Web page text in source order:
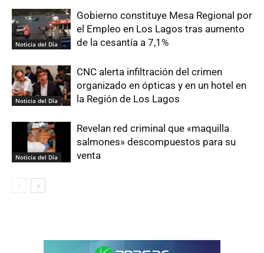
Noticia del Día
Gobierno constituye Mesa Regional por
el Empleo en Los Lagos tras aumento
de la cesantía a 7,1%
Noticia del Día
CNC alerta infiltración del crimen
organizado en ópticas y en un hotel en
la Región de Los Lagos
Noticia del Día
Revelan red criminal que «maquilla
salmones» descompuestos para su
venta